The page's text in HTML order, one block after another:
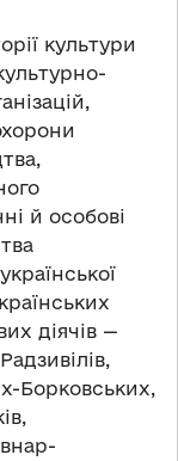
культури
й особові
діячів —
Борковських,